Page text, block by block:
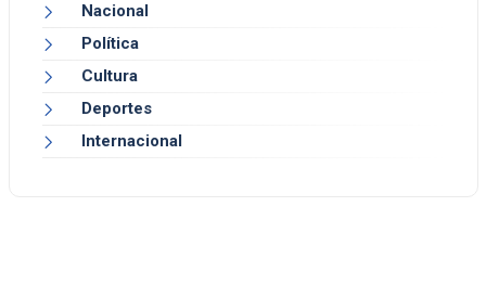
Nacional
Política
Cultura
Deportes
Internacional